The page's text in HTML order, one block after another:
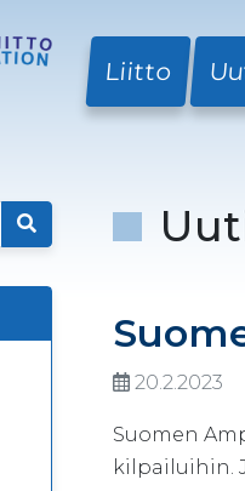
Liitto
20.2.2023
Suomen
kilpailuihin.